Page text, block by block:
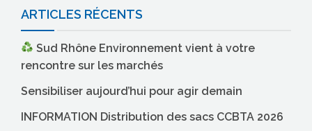
ARTICLES RÉCENTS
Sud Rhône Environnement vient à votre
rencontre sur les marchés
Sensibiliser aujourd’hui pour agir demain
INFORMATION Distribution des sacs CCBTA 2026